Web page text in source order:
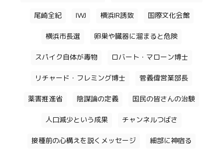
尾崎全紀 IWJ 横浜IR誘致 国際文化会館
横浜市長選 卵巣や臓器に溜まると危険
スパイク自体が毒物 ロバート・マローン博士
リチャード・フレミング博士 菅義偉営業部長
薬害推進省 陰謀論の定義 国民の皆さんの治験
人口減少という成果 チャンネルつばさ
接種前の心構えを説くメッセージ 細部に神宿る